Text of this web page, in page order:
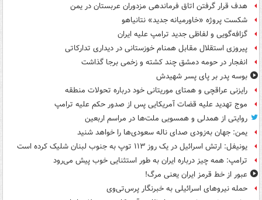
هدف قرار گرفتن اتاق‌ فرماندهی مزدوران عربستان در یمن
شکست پروژه «خاورمیانه جدید» نتانیاهو
گزافه‌گویی و لفاظی جدید ترامپ علیه ایران
پیروزی استقلال مقابل همنام خوزستانی در دیداری تدارکاتی
انفجار در حومه دمشق چند کشته و زخمی برجا گذاشت
بوسه‌ پدر بر پای پسر شهیدش
رایزنی عراقچی و همتای موریتانی خود درباره تحولات منطقه
موج تهدید علیه قضات آمریکایی پس از صدور حکم علیه ترامپ
روایتی از همدلی و همسویی ملت‌ها در مراسم اربعین
یمن: جهان به‌زودی صدای ناله سعودی‌ها را خواهد شنید
یونیفل: ارتش اسرائیل در یک روز ۱۱۳ توپ به جنوب لبنان شلیک کرده است
ترامپ: همه چیز درباره ایران به طور استثنایی خوب پیش می‌رود
عبور از خط قرمز ایران یعنی مرگ!
حمله نیروهای اسرائیلی به خبرنگار پرس‌تی‌وی